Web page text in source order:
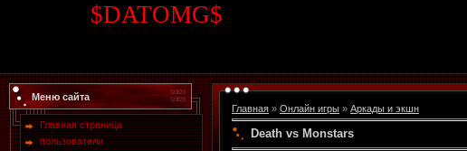
$DATOMG$
Меню сайта
Главная страница
пользователи
Главная » Онлайн игры » Аркады и экшн
Death vs Monstars